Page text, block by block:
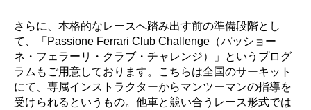
さらに、本格的なレースへ踏み出す前の準備段階とし
て、「Passione Ferrari Club Challenge（パッショー
ネ・フェラーリ・クラブ・チャレンジ）」というプログ
ラムもご用意しております。こちらは全国のサーキット
にて、専属インストラクターからマンツーマンの指導を
受けられるというもの。他車と競い合うレース形式では